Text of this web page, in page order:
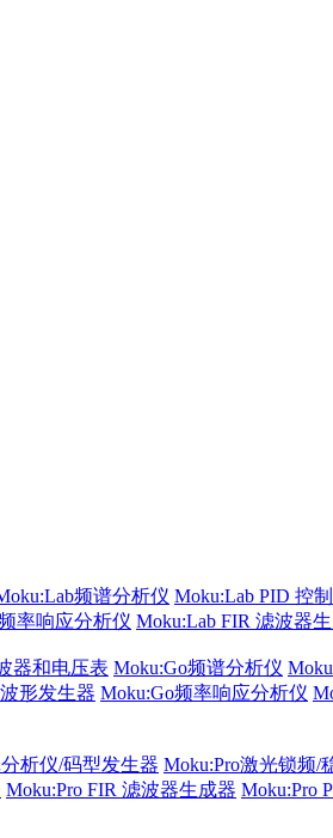
频谱分析仪 Moku:Lab PID 控
率响应分析仪 Moku:Lab FIR 滤波器
器和电压表 Moku:Go频谱分析仪
形发生器 Moku:Go频率响应分析仪
析仪/码型发生器 Moku:Pro激光锁频/
Moku:Pro FIR 滤波器生成器 Moku:Pro